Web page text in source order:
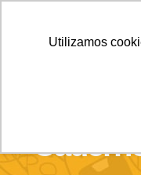
Utilizamos